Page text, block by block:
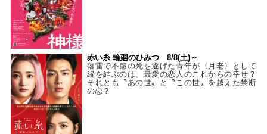
赤い糸 輪廻のひみつ 8/8(土)～
落雷で不慮の死を遂げた青年が〈月老〉として
縁を結ぶのは、最愛の恋人のこれからの幸せ？
それとも〝あの世〟と〝この世〟を越えた禁断
の恋？